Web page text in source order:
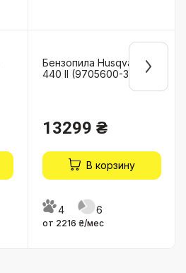
Бензопила Husqvarna
440 II (9705600-35)
13299 ₴
В корзину
4 6
от 2216 ₴/мес